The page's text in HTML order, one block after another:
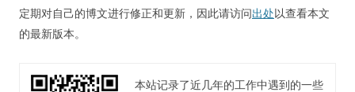
定期对自己的博文进行修正和更新，因此请访问出处以查看本文
的最新版本。
本站记录了近几年的工作中遇到的一些